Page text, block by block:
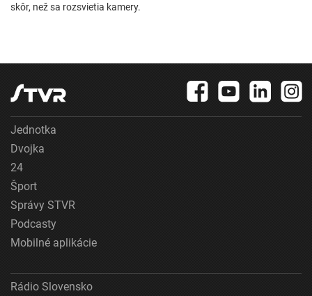
skôr, než sa rozsvietia kamery.
Jednotka
Dvojka
24
Šport
Správy STVR
Podcasty
Mobilné aplikácie
Rádio Slovensko